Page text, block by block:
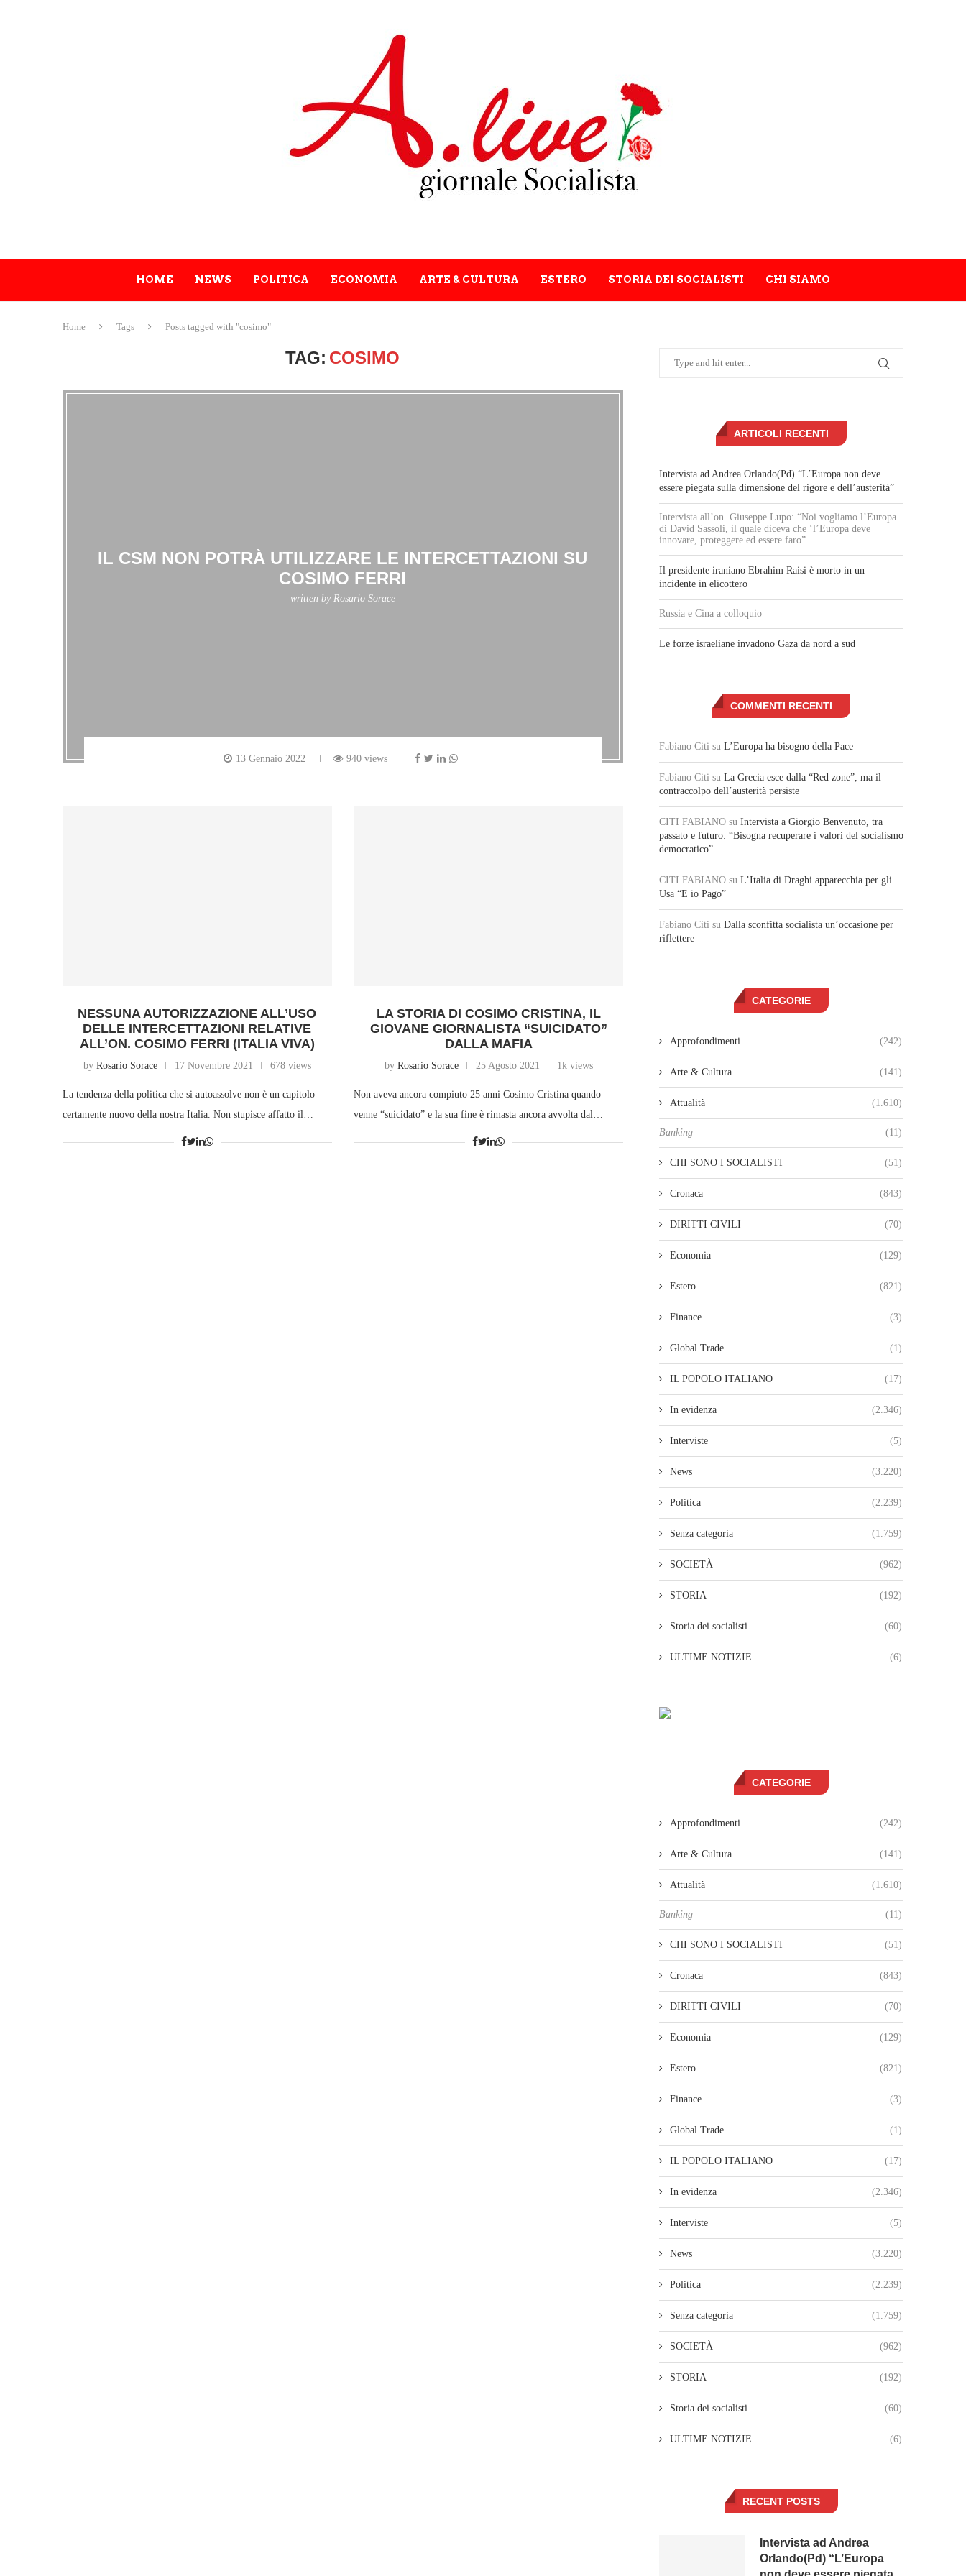
HOME NEWS POLITICA ECONOMIA ARTE & CULTURA ESTERO STORIA DEI SOCIALISTI CHI SIAMO
Home Tags Posts tagged with "cosimo"
TAG: COSIMO
IL CSM NON POTRÀ UTILIZZARE LE INTERCETTAZIONI SU
COSIMO FERRI
written by Rosario Sorace
13 Gennaio 2022 940 views
NESSUNA AUTORIZZAZIONE ALL’USO
DELLE INTERCETTAZIONI RELATIVE
ALL’ON. COSIMO FERRI (ITALIA VIVA)
by Rosario Sorace 17 Novembre 2021 678 views
La tendenza della politica che si autoassolve non è un capitolo
certamente nuovo della nostra Italia. Non stupisce affatto il…
LA STORIA DI COSIMO CRISTINA, IL
GIOVANE GIORNALISTA “SUICIDATO”
DALLA MAFIA
by Rosario Sorace 25 Agosto 2021 1k views
Non aveva ancora compiuto 25 anni Cosimo Cristina quando
venne “suicidato” e la sua fine è rimasta ancora avvolta dal…
ARTICOLI RECENTI
Intervista ad Andrea Orlando(Pd) “L’Europa non deve
essere piegata sulla dimensione del rigore e dell’austerità”
Intervista all’on. Giuseppe Lupo: “Noi vogliamo l’Europa
di David Sassoli, il quale diceva che ‘l’Europa deve
innovare, proteggere ed essere faro”.
Il presidente iraniano Ebrahim Raisi è morto in un
incidente in elicottero
Russia e Cina a colloquio
Le forze israeliane invadono Gaza da nord a sud
COMMENTI RECENTI
Fabiano Citi su L’Europa ha bisogno della Pace
Fabiano Citi su La Grecia esce dalla “Red zone”, ma il
contraccolpo dell’austerità persiste
CITI FABIANO su Intervista a Giorgio Benvenuto, tra
passato e futuro: “Bisogna recuperare i valori del socialismo
democratico”
CITI FABIANO su L’Italia di Draghi apparecchia per gli
Usa “E io Pago”
Fabiano Citi su Dalla sconfitta socialista un’occasione per
riflettere
CATEGORIE
Approfondimenti (242)
Arte & Cultura (141)
Attualità (1.610)
Banking (11)
CHI SONO I SOCIALISTI (51)
Cronaca (843)
DIRITTI CIVILI (70)
Economia (129)
Estero (821)
Finance (3)
Global Trade (1)
IL POPOLO ITALIANO (17)
In evidenza (2.346)
Interviste (5)
News (3.220)
Politica (2.239)
Senza categoria (1.759)
SOCIETÀ (962)
STORIA (192)
Storia dei socialisti (60)
ULTIME NOTIZIE (6)
CATEGORIE
Approfondimenti (242)
Arte & Cultura (141)
Attualità (1.610)
Banking (11)
CHI SONO I SOCIALISTI (51)
Cronaca (843)
DIRITTI CIVILI (70)
Economia (129)
Estero (821)
Finance (3)
Global Trade (1)
IL POPOLO ITALIANO (17)
In evidenza (2.346)
Interviste (5)
News (3.220)
Politica (2.239)
Senza categoria (1.759)
SOCIETÀ (962)
STORIA (192)
Storia dei socialisti (60)
ULTIME NOTIZIE (6)
RECENT POSTS
Intervista ad Andrea
Orlando(Pd) “L’Europa